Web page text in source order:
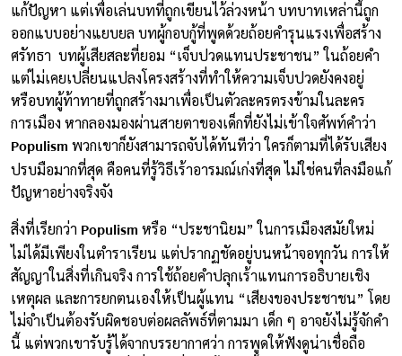
แก้ปัญหา แต่เพื่อเล่นบทที่ถูกเขียนไว้ล่วงหน้า บทบาทเหล่านี้ถูก
ออกแบบอย่างแยบยล บทผู้กอบกู้ที่พูดด้วยถ้อยคำรุนแรงเพื่อสร้าง
ศรัทธา บทผู้เสียสละที่ยอม “เจ็บปวดแทนประชาชน” ในถ้อยคำ
แต่ไม่เคยเปลี่ยนแปลงโครงสร้างที่ทำให้ความเจ็บปวดยังคงอยู่
หรือบทผู้ท้าทายที่ถูกสร้างมาเพื่อเป็นตัวละครตรงข้ามในละคร
การเมือง หากลองมองผ่านสายตาของเด็กที่ยังไม่เข้าใจศัพท์คำว่า
Populism พวกเขาก็ยังสามารถจับได้ทันทีว่า ใครก็ตามที่ได้รับเสียง
ปรบมือมากที่สุด คือคนที่รู้วิธีเร้าอารมณ์เก่งที่สุด ไม่ใช่คนที่ลงมือแก้
ปัญหาอย่างจริงจัง
สิ่งที่เรียกว่า Populism หรือ “ประชานิยม” ในการเมืองสมัยใหม่
ไม่ได้มีเพียงในตำราเรียน แต่ปรากฏชัดอยู่บนหน้าจอทุกวัน การให้
สัญญาในสิ่งที่เกินจริง การใช้ถ้อยคำปลุกเร้าแทนการอธิบายเชิง
เหตุผล และการยกตนเองให้เป็นผู้แทน “เสียงของประชาชน” โดย
ไม่จำเป็นต้องรับผิดชอบต่อผลลัพธ์ที่ตามมา เด็ก ๆ อาจยังไม่รู้จักคำ
นี้ แต่พวกเขารับรู้ได้จากบรรยากาศว่า การพูดให้ฟังดูน่าเชื่อถือ